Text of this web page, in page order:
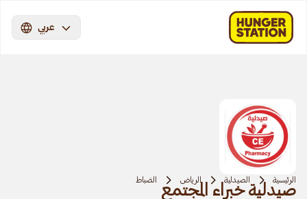
عربي
الرئيسية الصيدلية الرياض الضباط
صيدلية خبراء المجتمع